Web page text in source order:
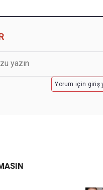
Yorum için giriş